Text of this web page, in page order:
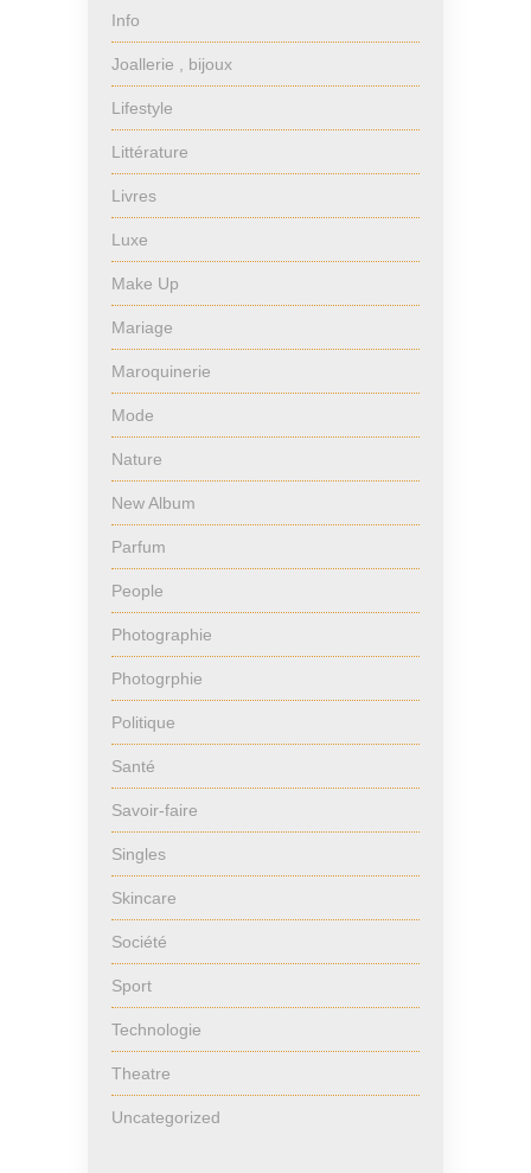
Info
Joallerie , bijoux
Lifestyle
Littérature
Livres
Luxe
Make Up
Mariage
Maroquinerie
Mode
Nature
New Album
Parfum
People
Photographie
Photogrphie
Politique
Santé
Savoir-faire
Singles
Skincare
Société
Sport
Technologie
Theatre
Uncategorized